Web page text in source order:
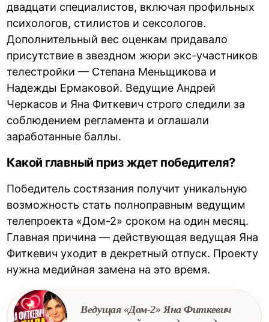
двадцати специалистов, включая профильных
психологов, стилистов и сексологов.
Дополнительный вес оценкам придавало
присутствие в звездном жюри экс-участников
телестройки — Степана Меньщикова и
Надежды Ермаковой. Ведущие Андрей
Черкасов и Яна Фиткевич строго следили за
соблюдением регламента и оглашали
заработанные баллы.
Какой главный приз ждет победителя?
Победитель состязания получит уникальную
возможность стать полноправным ведущим
телепроекта «Дом-2» сроком на один месяц.
Главная причина — действующая ведущая Яна
Фиткевич уходит в декретный отпуск. Проекту
нужна медийная замена на это время.
Ведущая «Дом-2» Яна Фиткевич